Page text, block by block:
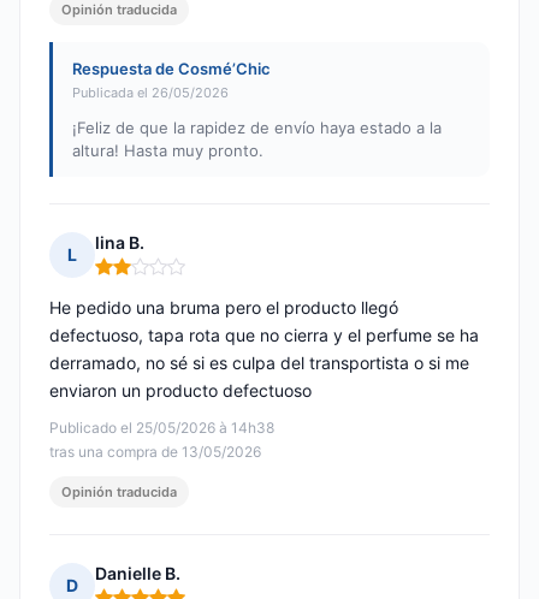
Opinión traducida
Respuesta de Cosmé’Chic
Publicada el 26/05/2026
¡Feliz de que la rapidez de envío haya estado a la
altura! Hasta muy pronto.
L
lina B.
Nota: 2 de 5
Publicado el 25/05/2026 à 14h38
tras una compra de 13/05/2026
He pedido una bruma pero el producto llegó
defectuoso, tapa rota que no cierra y el perfume se ha
derramado, no sé si es culpa del transportista o si me
enviaron un producto defectuoso
Opinión traducida
D
Danielle B.